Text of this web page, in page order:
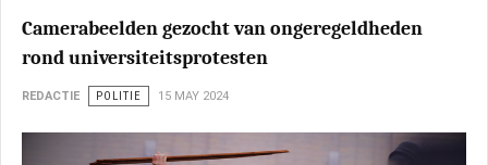
Camerabeelden gezocht van ongeregeldheden
rond universiteitsprotesten
REDACTIE POLITIE 15 MAY 2024